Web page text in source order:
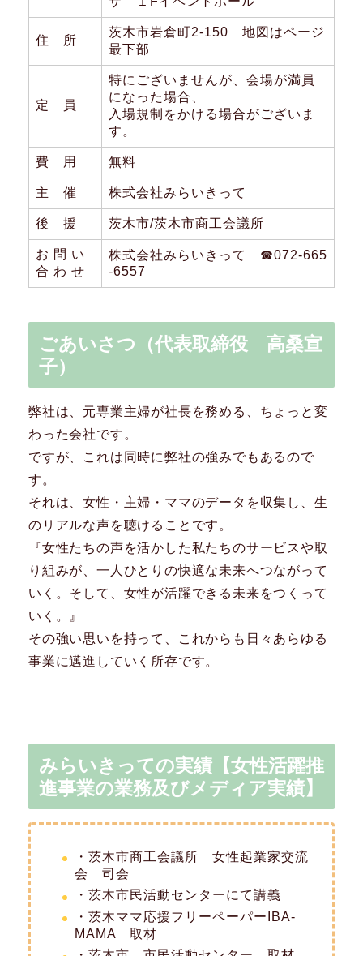
住 所
茨木市岩倉町2-150 地図はページ
最下部
定 員
特にございませんが、会場が満員
になった場合、
入場規制をかける場合がございま
す。
費 用 無料
主 催 株式会社みらいきって
後 援 茨木市/茨木市商工会議所
お 問 い
合 わ せ
株式会社みらいきって ☎︎072-665
-6557
ごあいさつ（代表取締役 高桑宣
子）
弊社は、元専業主婦が社長を務める、ちょっと変
わった会社です。
ですが、これは同時に弊社の強みでもあるので
す。
それは、女性・主婦・ママのデータを収集し、生
のリアルな声を聴けることです。
『女性たちの声を活かした私たちのサービスや取
り組みが、一人ひとりの快適な未来へつながって
いく。そして、女性が活躍できる未来をつくって
いく。』
その強い思いを持って、これからも日々あらゆる
事業に邁進していく所存です。
みらいきっての実績【女性活躍推
進事業の業務及びメディア実績】
・茨木市商工会議所 女性起業家交流
会 司会
・茨木市民活動センターにて講義
・茨木ママ応援フリーペーパーIBA-
MAMA 取材